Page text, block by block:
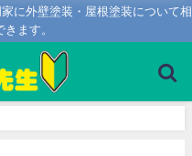
に外壁塗装・屋根塗装について相
ます。